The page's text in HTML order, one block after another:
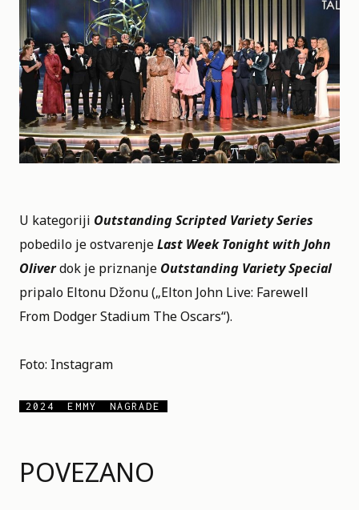
POVEZANO
U kategoriji Outstanding Scripted Variety Series
pobedilo je ostvarenjeLast Week Tonight with John
Oliverdok je priznanje Outstanding Variety Special
pripalo Eltonu Džonu („Elton John Live: Farewell
From Dodger Stadium The Oscars“).
Foto: Instagram
2024 EMMY NAGRADE